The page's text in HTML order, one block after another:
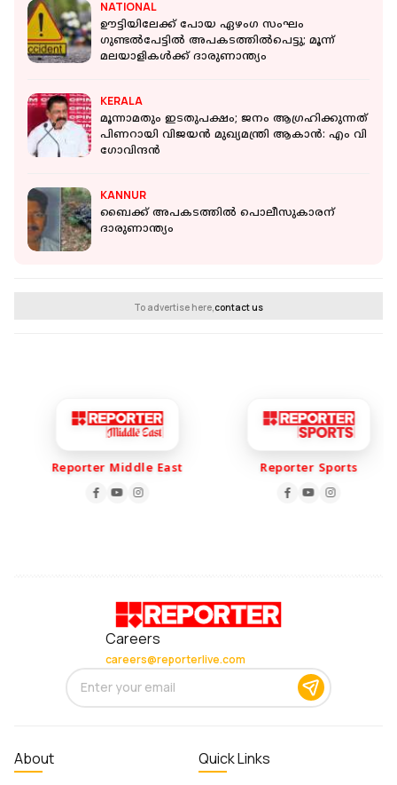
NATIONAL
ഊട്ടിയിലേക്ക് പോയ ഏഴംഗ സംഘം
ഗുണ്ടല്‍പേട്ടില്‍ അപകടത്തില്‍പെട്ടു; മൂന്ന്
മലയാളികള്‍ക്ക് ദാരുണാന്ത്യം
KERALA
മൂന്നാമതും ഇടതുപക്ഷം; ജനം ആഗ്രഹിക്കുന്നത്
പിണറായി വിജയന്‍ മുഖ്യമന്ത്രി ആകാന്‍: എം വി
ഗോവിന്ദന്‍
KANNUR
ബൈക്ക് അപകടത്തില്‍ പൊലീസുകാരന്
ദാരുണാന്ത്യം
To advertise here,contact us
Reporter Middle East Reporter Sports
Careers
careers@reporterlive.com
About Quick Links